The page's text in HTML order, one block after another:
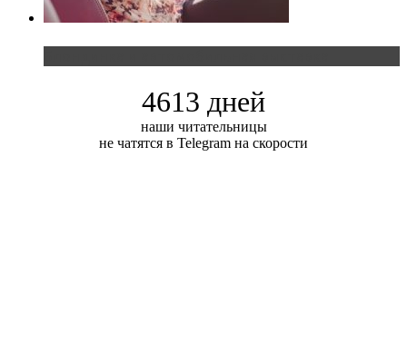
4613 дней
наши читательницы
не чатятся в Telegram на скорости